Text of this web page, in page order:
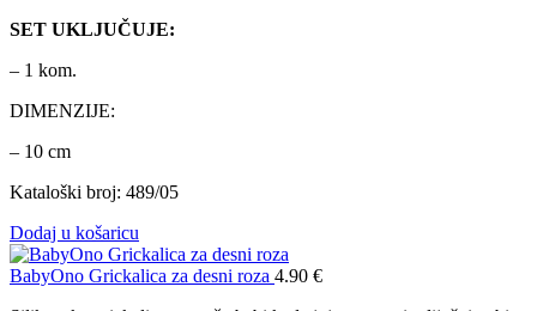
SET UKLJUČUJE:
– 1 kom.
DIMENZIJE:
– 10 cm
Kataloški broj: 489/05
Dodaj u košaricu
BabyOno Grickalica za desni roza 4.90 €